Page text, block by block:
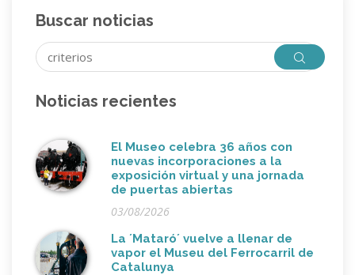
Buscar noticias
Noticias recientes
El Museo celebra 36 años con
nuevas incorporaciones a la
exposición virtual y una jornada
de puertas abiertas
03/08/2026
La ´Mataró´ vuelve a llenar de
vapor el Museu del Ferrocarril de
Catalunya